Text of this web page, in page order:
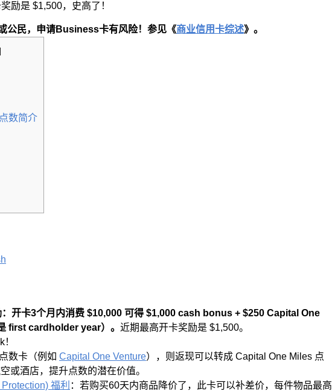
励是 $1,500，史高了！
公民，申请Business卡有风险！参见《商业信用卡综述》。
数简介
开卡3个月内消费 $10,000 可得 $1,000 cash bonus + $250 Capital One
first cardholder year）。 近期最高开卡奖励是 $1,500。
数卡（例如 Capital One Venture），则返现可以转成 Capital One Miles 点
或酒店，提升点数的潜在价值。
福利 ：若购买60天内商品降价了，此卡可以补差价，每件物品最高